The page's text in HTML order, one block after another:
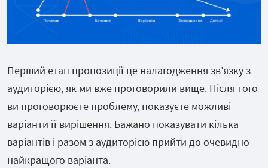
Перший етап пропозиції це налагодження звʼязку з
аудиторією, як ми вже проговорили вище. Після того
ви проговорюєте проблему, показуєте можливі
варіанти її вирішення. Бажано показувати кілька
варіантів і разом з аудиторією прийти до очевидно-
найкращого варіанта.